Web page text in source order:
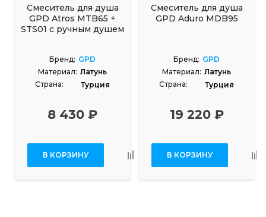
Смеситель для душа
GPD Atros MTB65 +
STS01 с ручным душем
Бренд: GPD
Материал: Латунь
Страна:
Турция
8 430 ₽
В КОРЗИНУ
Смеситель для душа
GPD Aduro MDB95
Бренд: GPD
Материал: Латунь
Страна:
Турция
19 220 ₽
В КОРЗИНУ